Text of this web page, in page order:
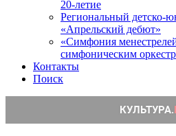
20-летие
Региональный детско-
«Апрельский дебют»
«Симфония
симфоническим
Контакты
Поиск